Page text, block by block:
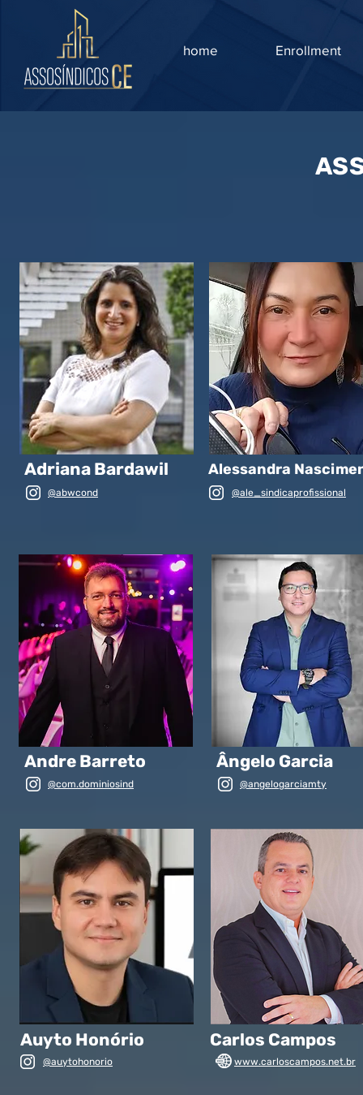
home Enrollment
Adriana Bardawil
@abwcond
Alessandra
@ale_sindicaprofissional
Andre Barreto
@com.dominiosind
Ângelo Garcia
@angelogarciamty
Auyto Honório
@auytohonorio
Carlos Campos
www.carloscampos.net.br